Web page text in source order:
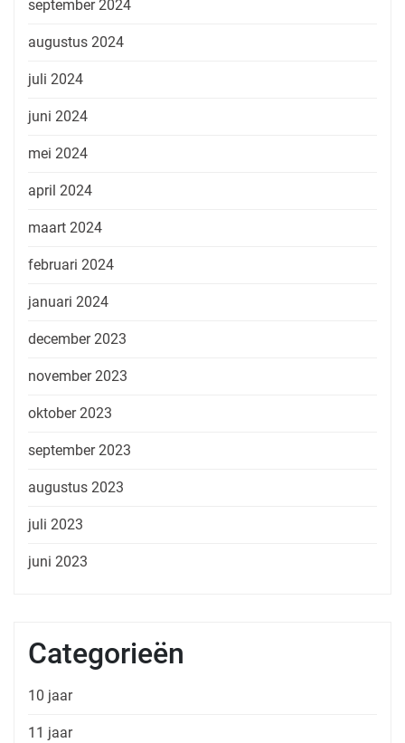
september 2024
augustus 2024
juli 2024
juni 2024
mei 2024
april 2024
maart 2024
februari 2024
januari 2024
december 2023
november 2023
oktober 2023
september 2023
augustus 2023
juli 2023
juni 2023
Categorieën
10 jaar
11 jaar